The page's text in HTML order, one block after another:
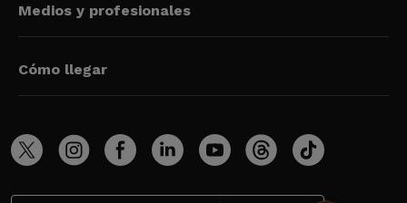
Medios y profesionales
Cómo llegar